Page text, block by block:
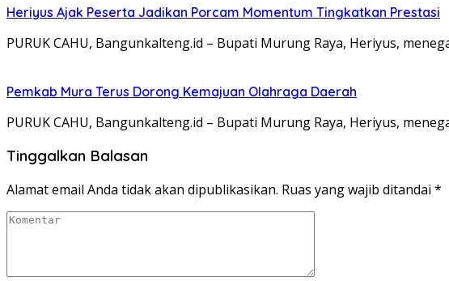
Heriyus Ajak Peserta Jadikan Porcam Momentum Tingkatkan Prestasi
PURUK CAHU, Bangunkalteng.id – Bupati Murung Raya, Heriyus,
Pemkab Mura Terus Dorong Kemajuan Olahraga Daerah
PURUK CAHU, Bangunkalteng.id – Bupati Murung Raya, Heriyus,
Tinggalkan Balasan
Alamat email Anda tidak akan dipublikasikan. Ruas yang wajib ditandai *